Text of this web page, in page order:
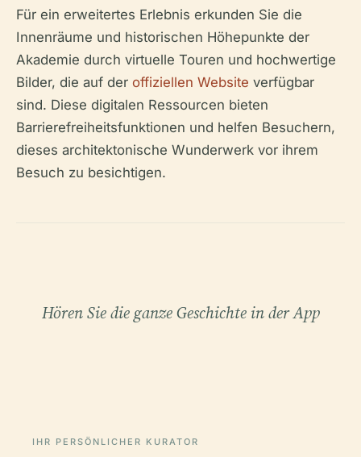
Für ein erweitertes Erlebnis erkunden Sie die
Innenräume und historischen Höhepunkte der
Akademie durch virtuelle Touren und hochwertige
Bilder, die auf der offiziellen Website verfügbar
sind. Diese digitalen Ressourcen bieten
Barrierefreiheitsfunktionen und helfen Besuchern,
dieses architektonische Wunderwerk vor ihrem
Besuch zu besichtigen.
Hören Sie die ganze Geschichte in der App
IHR PERSÖNLICHER KURATOR